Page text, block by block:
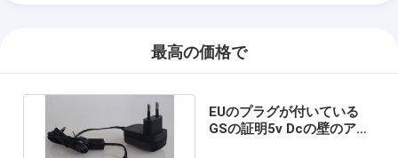
最高の価格で
EUのプラグが付いている
GSの証明5v Dcの壁のアダ